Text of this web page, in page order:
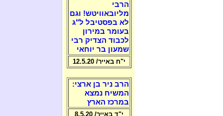
הרבי
מליובאוויטש! וגם
לא בפסטיבל ל"ג
בעומר במירון
לכבוד הצדיק רבי
שמעון בר יוחאי
י"ח באייר/ 12.5.20
הרב ניר בן ארצי:
המשיח נמצא
במרכז הארץ
י"ד באייר/ 8.5.20